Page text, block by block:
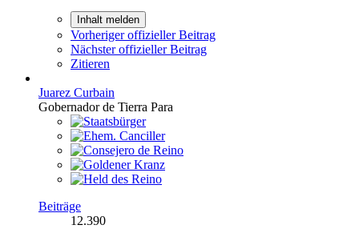
Inhalt melden
Vorheriger offizieller Beitrag
Nächster offizieller Beitrag
Zitieren
Juarez Curbain
Gobernador de Tierra Para
Beiträge
12.390